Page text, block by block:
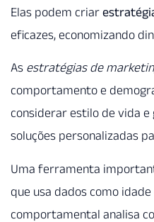
Elas podem criar
eficazes, economizando
As estratégias de
comportamento e
considerar estilo de vida
soluções personalizadas
Uma ferramenta
que usa dados como
comportamental analisa